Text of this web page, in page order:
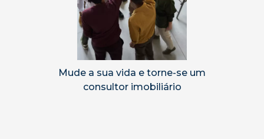
Mude a sua vida e torne-se um
consultor imobiliário